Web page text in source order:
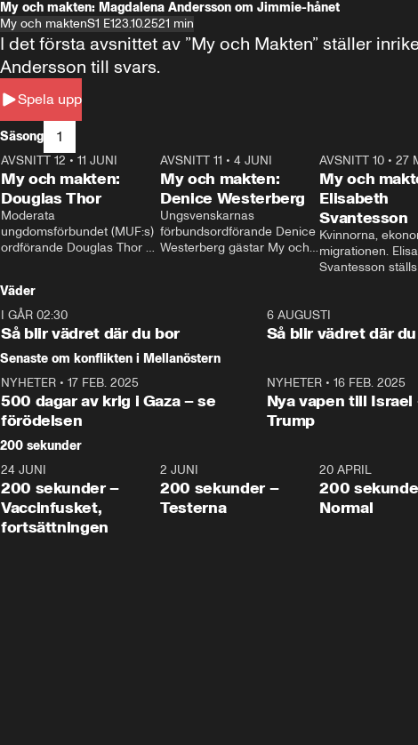
My och makten: Magdalena Andersson om Jimmie-hånet
My och maktenS1 E123.10.2521 min
Spela upp
I det första avsnittet av ”My och Makten” ställer
Andersson till svars.
Säsong 1
26:27
AVSNITT 12 • 11 JUNI
My och makten:
Douglas Thor
Moderata
ungdomsförbundet (MUF:s)
ordförande Douglas Thor
tonårsutvisningarna och hur
Moderaterna ska locka
väljare till valet i höst.
23:40
AVSNITT 11 •4 JUNI
My och makten:
Denice Westerberg
Ungsvenskarnas
förbundsordförande Denice
Westerberg gästar My och
AVSNITT 10 •27
My och
Elisabeth
Svantesson
Kvinnorna,
migrationen.
Svantesson
Väder
I GÅR 02:30
Så blir vädret där du bor
6 AUGUSTI
Så blir vädret där
Senaste om konflikten i Mellanöstern
NYHETER • 17 FEB. 2025
500 dagar av krig i Gaza – se
förödelsen
NYHETER• 16 FEB. 2025
Nya vapen till Israel
Trump
200 sekunder
5:00
24 JUNI
200 sekunder –
Vaccinfusket,
fortsättningen
4:23
2 JUNI
200 sekunder –
Testerna
20 APRIL
200
Normal